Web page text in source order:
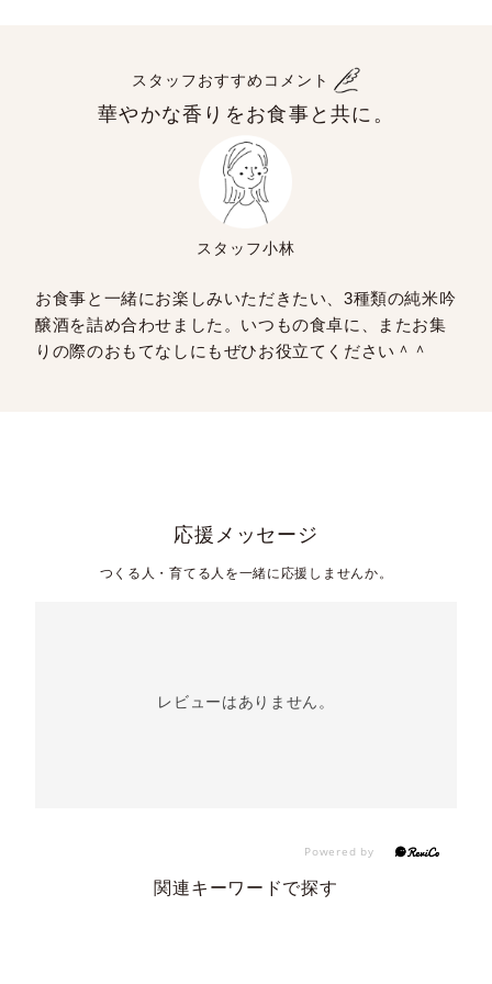
スタッフおすすめコメント
華やかな香りをお食事と共に。
スタッフ小林
お食事と一緒にお楽しみいただきたい、3種類の純米吟
醸酒を詰め合わせました。いつもの食卓に、またお集
りの際のおもてなしにもぜひお役立てください＾＾
応援メッセージ
つくる人・育てる人を一緒に応援しませんか。
レビューはありません。
関連キーワードで探す